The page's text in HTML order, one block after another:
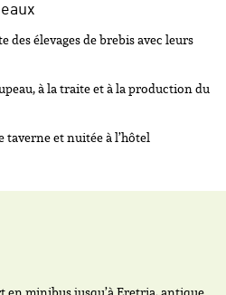
des élevages de brebis avec leurs
à la traite et à la production du
taverne et nuitée à l’hôtel